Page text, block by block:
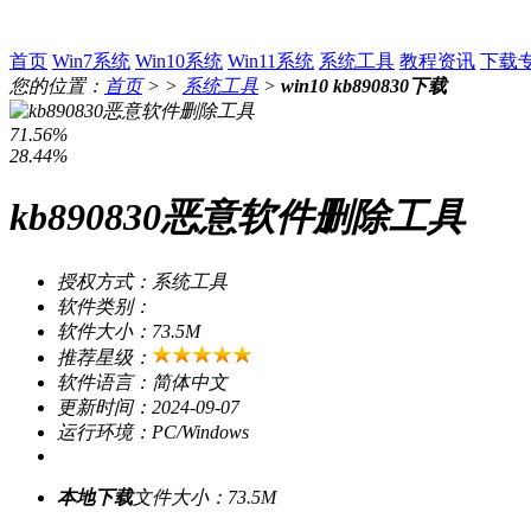
首页 Win7系统 Win10系统 Win11系统 系统工具 教程资讯 下载
您的位置： 首页> > 系统工具 > win10 kb890830下载
71.56%
28.44%
kb890830恶意软件删除工具
授权方式：系统工具
软件类别：
软件大小：73.5M
推荐星级：
软件语言：简体中文
更新时间：2024-09-07
运行环境：PC/Windows
本地下载文件大小：73.5M